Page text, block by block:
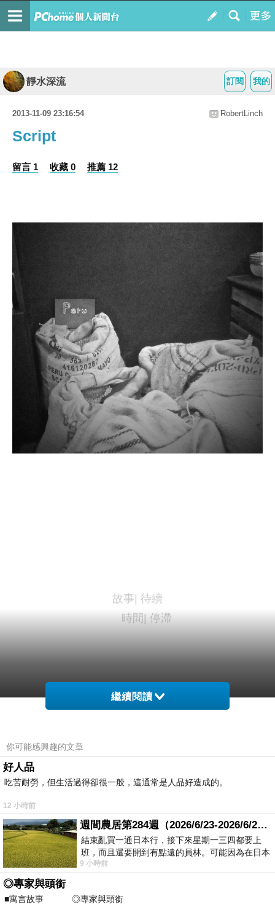
我的
訂閱
靜水深流
2013-11-09 23:16:54 RobertLinch
Script
留言 1 收藏 0 推薦 12
故事| 待續
時間| 停滯
故事| 鋪陳
感覺時間停滯卻如常流逝
鋪陳故事
繼續閱讀
你可能感興趣的文章
好人品
吃苦耐勞，但生活過得卻很一般，這通常是人品好造成的。
12 小時前
週間農居第284週（2026/6/23-2026/6/24) 夏至 金黃稻浪洋溢豐收喜悅
結束亂買一通日本行，接下來星期一三四都要上
班，而且還要開到有點遠的員林。可能因為在日本
花不少錢，星期一出門上班時，心裡沒有一
9 小時前
◎專家與頭銜
■寓言故事 ◎專家與頭銜